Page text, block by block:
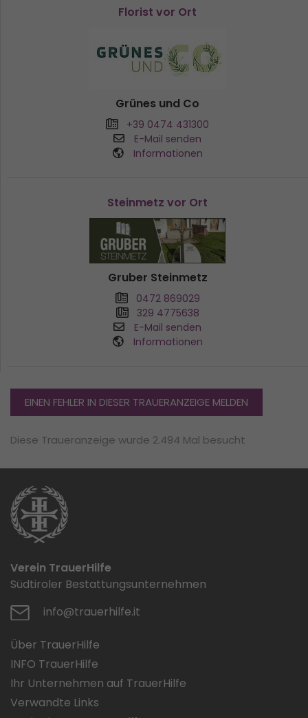
Florist vor Ort
Grünes und Co
+39 0474 431300
E-Mail senden
Informationen
Steinmetz vor Ort
Gruber Steinmetz
0472 869029
329 4775638
E-Mail senden
Informationen
EINEN FEHLER IN DIESER TRAUERANZEIGE MELDEN
Diese Traueranzeige wurde 2.494 Mal besucht
Verein TrauerHilfe
Südtiroler Bestattungsunternehmen
info@trauerhilfe.it
Über TrauerHilfe
INFO TrauerHilfe
Ihr Unternehmen auf TrauerHilfe
Verwandte Links